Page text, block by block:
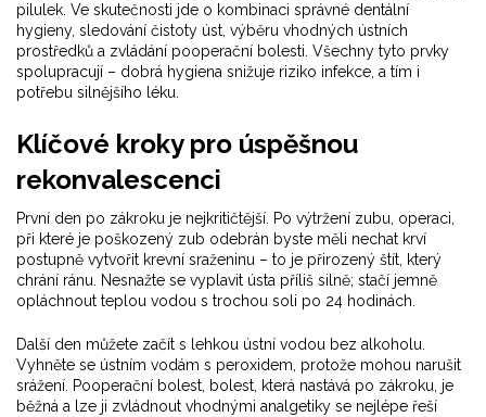
pilulek. Ve skutečnosti jde o kombinaci správné dentální
hygieny, sledování čistoty úst, výběru vhodných ústních
prostředků a zvládání pooperační bolesti . Všechny tyto prvky
spolupracují – dobrá hygiena snižuje riziko infekce, a tím i
potřebu silnějšího léku.
Klíčové kroky pro úspěšnou
rekonvalescenci
První den po zákroku je nejkritičtější. Po výtržení zubu operaci,
při které je poškozený zub odebrán byste měli nechat krví
postupně vytvořit krevní sraženinu – to je přirozený štít, který
chrání ránu. Nesnažte se vyplavit ústa příliš silně; stačí jemně
opláchnout teplou vodou s trochou soli po 24 hodinách.
Další den můžete začít s lehkou ústní vodou bez alkoholu.
Vyhněte se ústním vodám s peroxidem, protože mohou narušit
srážení. Pooperační bolest bolest, která nastává po zákroku, je
běžná a lze ji zvládnout vhodnými analgetiky se nejlépe řeší